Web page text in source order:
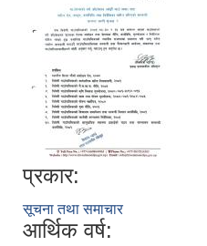
प्रकार:
सूचना तथा समाचार
आर्थिक वर्ष: